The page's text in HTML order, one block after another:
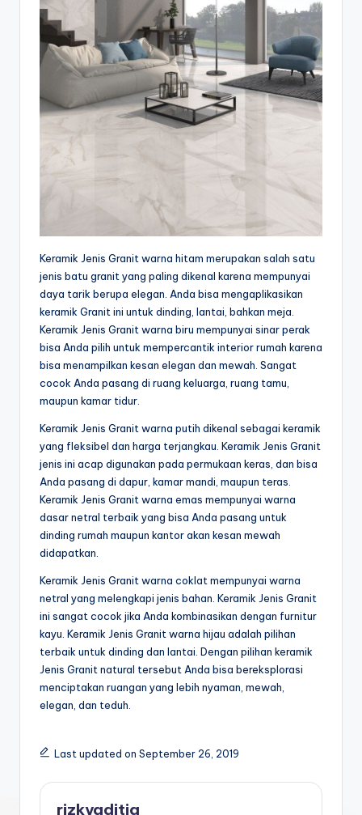
Keramik Jenis Granit warna hitam merupakan salah satu
jenis batu granit yang paling dikenal karena mempunyai
daya tarik berupa elegan. Anda bisa mengaplikasikan
keramik Granit ini untuk dinding, lantai, bahkan meja.
Keramik Jenis Granit warna biru mempunyai sinar perak
bisa Anda pilih untuk mempercantik interior rumah karena
bisa menampilkan kesan elegan dan mewah. Sangat
cocok Anda pasang di ruang keluarga, ruang tamu,
maupun kamar tidur.
Keramik Jenis Granit warna putih dikenal sebagai keramik
yang fleksibel dan harga terjangkau. Keramik Jenis Granit
jenis ini acap digunakan pada permukaan keras, dan bisa
Anda pasang di dapur, kamar mandi, maupun teras.
Keramik Jenis Granit warna emas mempunyai warna
dasar netral terbaik yang bisa Anda pasang untuk
dinding rumah maupun kantor akan kesan mewah
didapatkan.
Keramik Jenis Granit warna coklat mempunyai warna
netral yang melengkapi jenis bahan. Keramik Jenis Granit
ini sangat cocok jika Anda kombinasikan dengan furnitur
kayu. Keramik Jenis Granit warna hijau adalah pilihan
terbaik untuk dinding dan lantai. Dengan pilihan keramik
Jenis Granit natural tersebut Anda bisa bereksplorasi
menciptakan ruangan yang lebih nyaman, mewah,
elegan, dan teduh.
Last updated on September 26, 2019
rizkyaditia